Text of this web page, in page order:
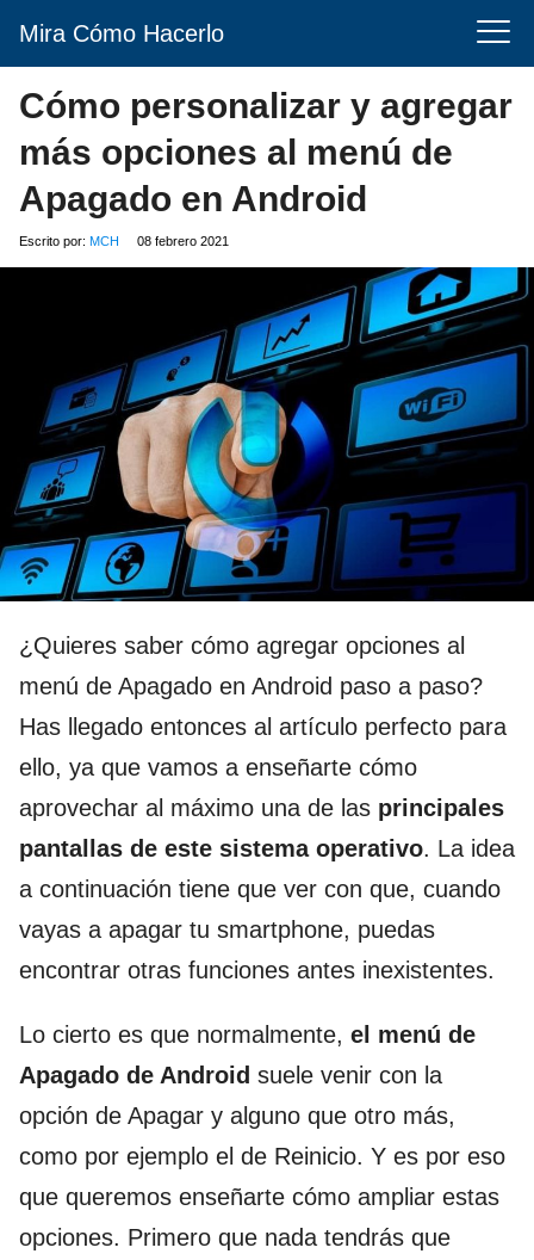
Mira Cómo Hacerlo
Cómo personalizar y agregar
más opciones al menú de
Apagado en Android
Escrito por: MCH 08 febrero 2021
¿Quieres saber cómo agregar opciones al
menú de Apagado en Android paso a paso?
Has llegado entonces al artículo perfecto para
ello, ya que vamos a enseñarte cómo
aprovechar al máximo una de las principales
pantallas de este sistema operativo. La idea
a continuación tiene que ver con que, cuando
vayas a apagar tu smartphone, puedas
encontrar otras funciones antes inexistentes.
Lo cierto es que normalmente, el menú de
Apagado de Android suele venir con la
opción de Apagar y alguno que otro más,
como por ejemplo el de Reinicio. Y es por eso
que queremos enseñarte cómo ampliar estas
opciones. Primero que nada tendrás que